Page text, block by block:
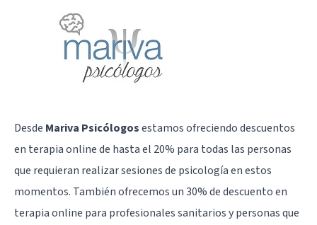
Desde Mariva Psicólogosestamos ofreciendo descuentos
en terapia online de hasta el 20% para todas las personas
que requieran realizar sesiones de psicología en estos
momentos. También ofrecemos un 30% de descuento en
terapia online para profesionales sanitarios y personas que